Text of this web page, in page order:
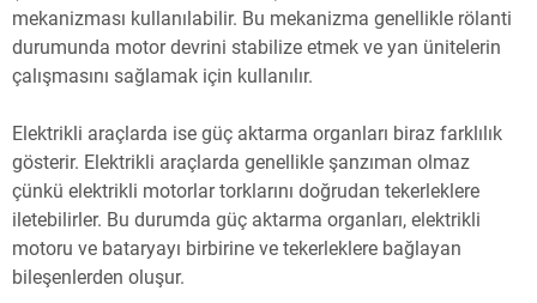
mekanizması kullanılabilir. Bu mekanizma genellikle rölanti
durumunda motor devrini stabilize etmek ve yan ünitelerin
çalışmasını sağlamak için kullanılır.
Elektrikli araçlarda ise güç aktarma organları biraz farklılık
gösterir. Elektrikli araçlarda genellikle şanzıman olmaz
çünkü elektrikli motorlar torklarını doğrudan tekerleklere
iletebilirler. Bu durumda güç aktarma organları, elektrikli
motoru ve bataryayı birbirine ve tekerleklere bağlayan
bileşenlerden oluşur.